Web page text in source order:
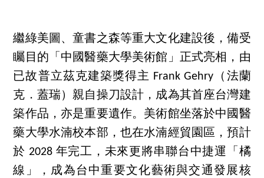
繼綠美圖、童書之森等重大文化建設後，備受
矚目的「中國醫藥大學美術館」正式亮相，由
已故普立茲克建築獎得主 Frank Gehry（法蘭
克．蓋瑞）親自操刀設計，成為其首座台灣建
築作品，亦是重要遺作。美術館坐落於中國醫
藥大學水湳校本部，也在水湳經貿園區，預計
於 2028 年完工，未來更將串聯台中捷運「橘
線」，成為台中重要文化藝術與交通發展核